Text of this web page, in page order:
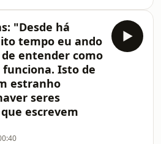
É por aí que
conversa onde, como
atravessamos
Falamos sobre
de crescer, os
e os que lê), a
Literatura, da poesia;
"Desde há
tempo eu ando
entender como
Isto de
estranho
seres
escrevem